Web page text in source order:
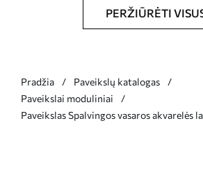
PERŽIŪRĖTI
Pradžia
Paveikslų katalogas
Paveikslai moduliniai
Paveikslas Spalvingos vasaros akvarelės